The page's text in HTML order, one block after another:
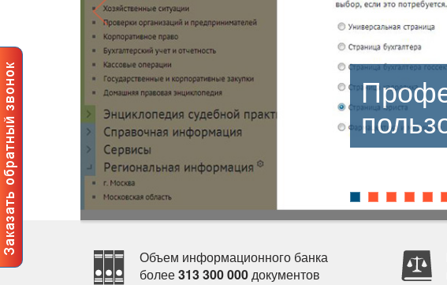
Объем информационного банка
олее313 300 000документо